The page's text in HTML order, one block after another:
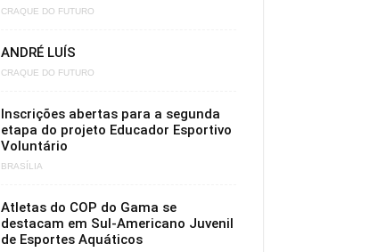
CRAQUE DO FUTURO
ANDRÉ LUÍS
CRAQUE DO FUTURO
Inscrições abertas para a segunda
etapa do projeto Educador Esportivo
Voluntário
BRASÍLIA
Atletas do COP do Gama se
destacam em Sul-Americano Juvenil
de Esportes Aquáticos